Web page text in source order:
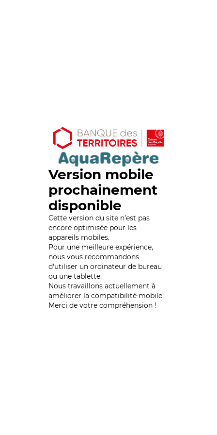
Version mobile
prochainement
disponible
Cette version du site n’est pas
encore optimisée pour les
appareils mobiles.
Pour une meilleure expérience,
nous vous recommandons
d'utiliser un ordinateur de bureau
ou une tablette.
Nous travaillons actuellement à
améliorer la compatibilité mobile.
Merci de votre compréhension !